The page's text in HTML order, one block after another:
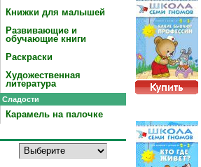
Книжки для малышей
Развивающие и
обучающие книги
Раскраски
Художественная
литература
Сладости
Карамель на палочке